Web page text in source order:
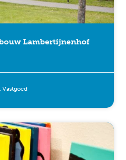
Lambertijnenhof
, Vastgoed